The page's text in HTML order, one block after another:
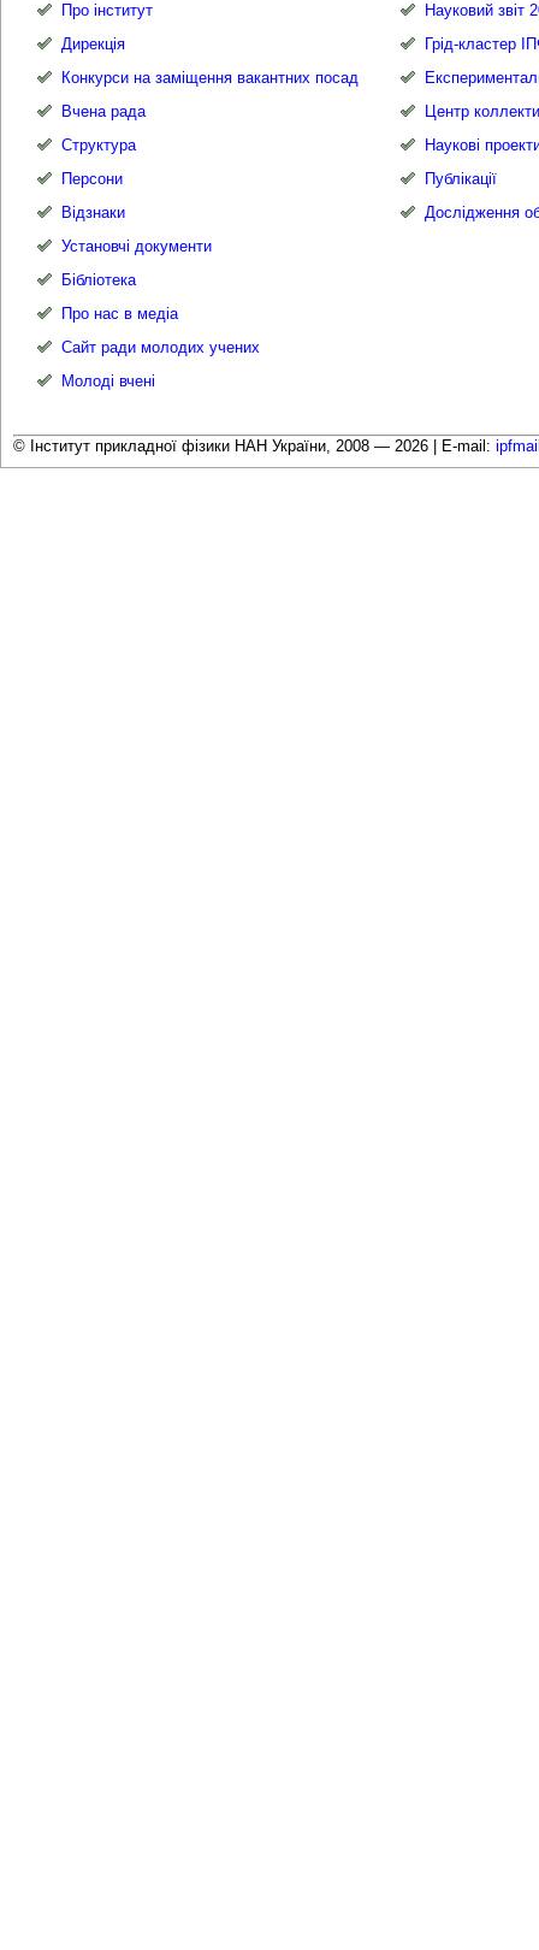
Про інститут
Дирекція
Конкурси на заміщення вакантних посад
Вчена рада
Структура
Персони
Відзнаки
Установчі документи
Бібліотека
Про нас в медіа
Сайт ради молодих учених
Молоді вчені
Науковий звіт
Грід-кластер
Центр
Наукові
Публікації
Дослідження
© Інститут прикладної фізики НАН України, 2008 — 2026 | E-mail: